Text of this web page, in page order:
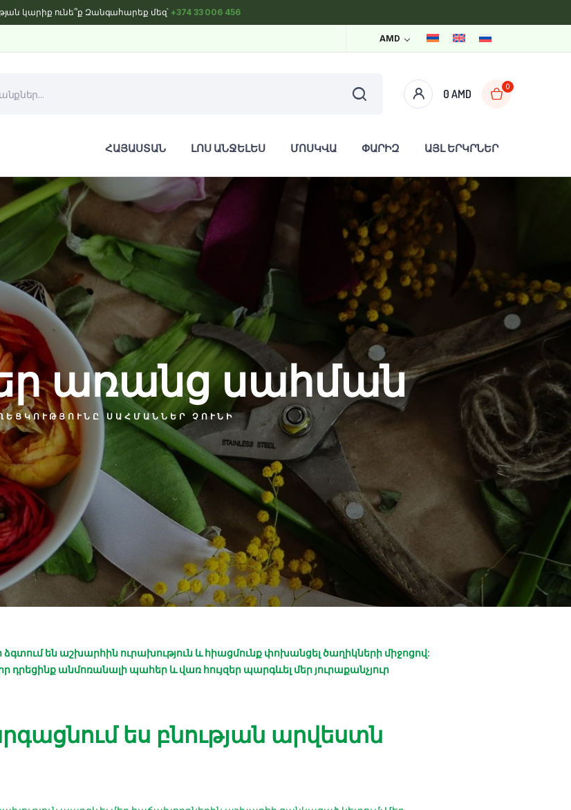
կարիք ունե՞ք Զանգահարեք մեզ՝ +374 33 006 456
AMD
0 AMD
0
ՀԱՅԱՍՏԱՆ ԼՈՍ ԱՆՋԵԼԵՍ ՄՈՍԿՎԱ ՓԱՐԻԶ ԱՅԼ ԵՐԿՐՆԵՐ
առանց սահման
ՍԱՀՄԱՆՆԵՐ ՉՈՒՆԻ
են աշխարհին ուրախություն և հիացմունք փոխանցել ծաղիկների միջոցով:
դրեցինք անմոռանալի պահեր և վառ հույզեր պարգևել մեր յուրաքանչյուր
ես բնության արվեստն